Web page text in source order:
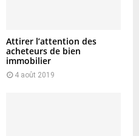
Attirer l’attention des
acheteurs de bien
immobilier
4 août 2019